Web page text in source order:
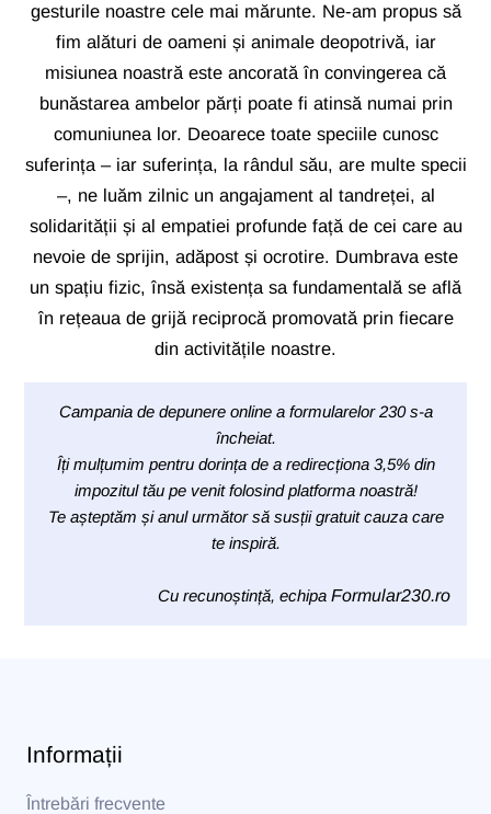
gesturile noastre cele mai mărunte. Ne-am propus să
fim alături de oameni și animale deopotrivă, iar
misiunea noastră este ancorată în convingerea că
bunăstarea ambelor părți poate fi atinsă numai prin
comuniunea lor. Deoarece toate speciile cunosc
suferința – iar suferința, la rândul său, are multe specii
–, ne luăm zilnic un angajament al tandreței, al
solidarității și al empatiei profunde față de cei care au
nevoie de sprijin, adăpost și ocrotire. Dumbrava este
un spațiu fizic, însă existența sa fundamentală se află
în rețeaua de grijă reciprocă promovată prin fiecare
din activitățile noastre.
Campania de depunere online a formularelor 230 s-a
încheiat.
Îți mulțumim pentru dorința de a redirecționa 3,5% din
impozitul tău pe venit folosind platforma noastră!
Te așteptăm și anul următor să susții gratuit cauza care
te inspiră.
Cu recunoștință, echipa Formular230.ro
Informații
Întrebări frecvente